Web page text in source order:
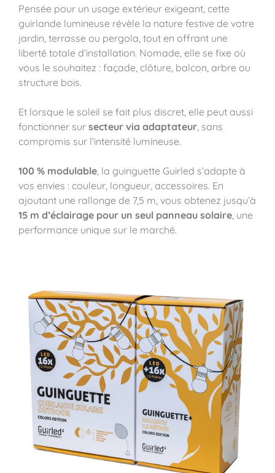
Pensée pour un usage extérieur exigeant, cette
guirlande lumineuse révèle la nature festive de votre
jardin, terrasse ou pergola, tout en offrant une
liberté totale d’installation. Nomade, elle se fixe où
vous le souhaitez : façade, clôture, balcon, arbre ou
structure bois.
Et lorsque le soleil se fait plus discret, elle peut aussi
fonctionner sur secteur via adaptateur , sans
compromis sur l’intensité lumineuse.
100 % modulable , la guinguette Guirled s’adapte à
vos envies : couleur, longueur, accessoires. En
ajoutant une rallonge de 7,5 m, vous obtenez jusqu’à
15 m d’éclairage pour un seul panneau solaire , une
performance unique sur le marché.